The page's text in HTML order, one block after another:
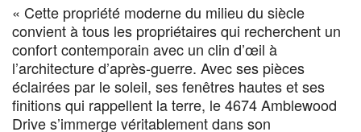
« Cette propriété moderne du milieu du siècle
convient à tous les propriétaires qui recherchent un
confort contemporain avec un clin d’œil à
l’architecture d’après-guerre. Avec ses pièces
éclairées par le soleil, ses fenêtres hautes et ses
finitions qui rappellent la terre, le 4674 Amblewood
Drive s’immerge véritablement dans son